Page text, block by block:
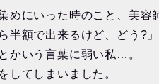
めにいった時のこと、美
半額で出来るけど、どう?」
かいう言葉に弱い私…。
してしまいました。